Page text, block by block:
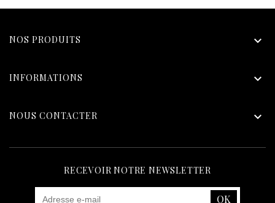
NOS PRODUITS 
INFORMATIONS 
NOUS CONTACTER 
RECEVOIR NOTRE NEWSLETTER